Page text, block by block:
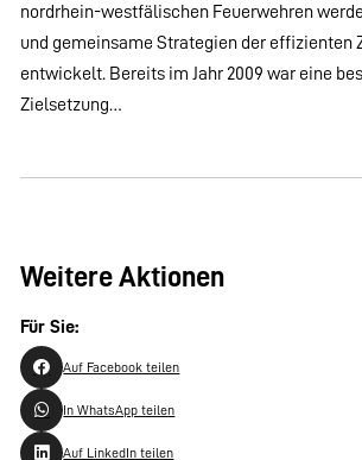
nordrhein-westfälischen Feuerwehren
und gemeinsame Strategien der effizienten
entwickelt. Bereits im Jahr 2009 war eine
Zielsetzung…
Weitere Aktionen
Für Sie:
Auf Facebook teilen
In WhatsApp teilen
Auf LinkedIn teilen